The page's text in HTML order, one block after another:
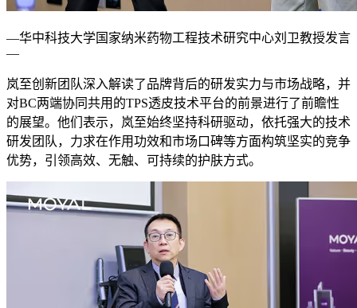
—华中科技大学国家纳米药物工程技术研究中心刘卫教授发言
—
岚至创新团队深入解读了品牌背后的研发实力与市场战略，并
对BC两端协同共用的TPS透皮技术平台的前景进行了前瞻性
的展望。他们表示，岚至始终坚持科研驱动，依托强大的技术
研发团队，力求在作用功效和市场口碑等方面构筑坚实的竞争
优势，引领高效、无触、可持续的护肤方式。